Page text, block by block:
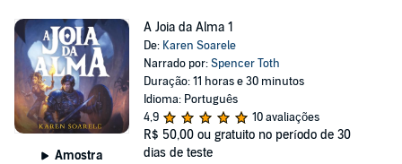
Amostra
A Joia da Alma 1
De: Karen Soarele
Narrado por:Spencer Toth
Duração: 11 horas e 30 minutos
Idioma: Português
4,9
10 avaliações
R$ 50,00 ou gratuito no período de 30
dias de teste